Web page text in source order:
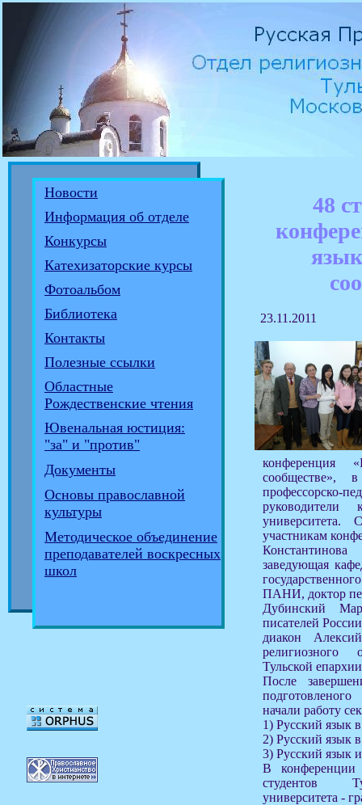
Новости
Информация об отделе
Конкурсы
Катехизаторские курсы
Фотоальбом
Библиотека
Контакты
Полезные ссылки
Областные
Рождественские чтения
Ювенальная юстиция:
"за" и "против"
Документы
Основы православной
культуры
Методическое объединение
преподавателей воскресных
школ
48
23.11.2011
конференция
сообществе»,
университета.
участникам
заведующая
ПАНИ, доктор
Дубинский
писателей
диакон
религиозного
Тульской
После
начали работу
1) Русский язык
2) Русский язык
3) Русский язык
В конференции
студентов
университета -